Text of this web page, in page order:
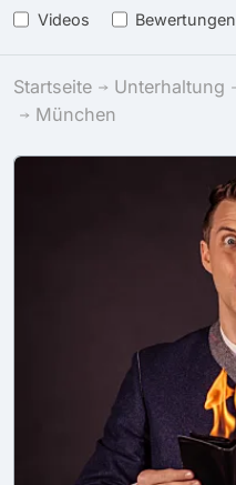
Videos Bewertungen
Startseite Unterhaltung
München